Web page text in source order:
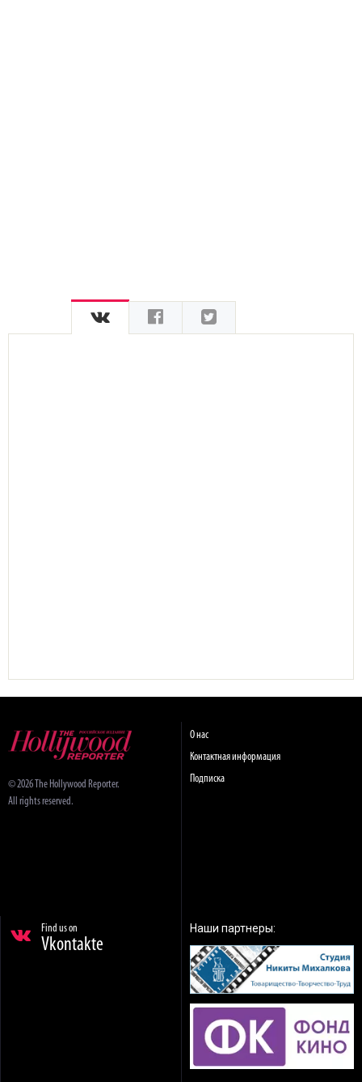
© 2026 The Hollywood Reporter.
All rights reserved.
О нас
Контактная информация
Подписка
Find us on
Vkontakte
Наши партнеры: